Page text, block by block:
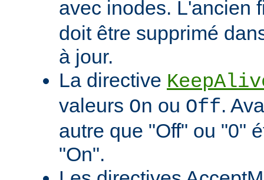
avec inodes. L'ancien
doit être supprimé
à jour.
La directive
valeurs On ou Off.
autre que "Off" ou "0"
"On".